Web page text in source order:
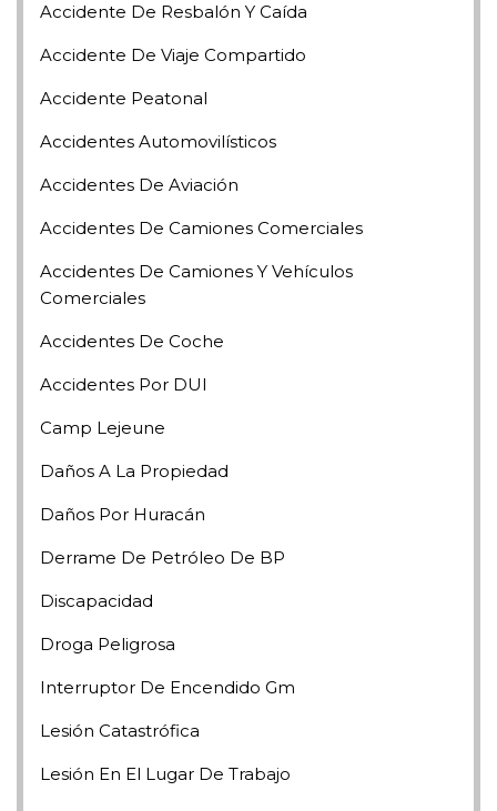
Accidente De Resbalón Y Caída
Accidente De Viaje Compartido
Accidente Peatonal
Accidentes Automovilísticos
Accidentes De Aviación
Accidentes De Camiones Comerciales
Accidentes De Camiones Y Vehículos
Comerciales
Accidentes De Coche
Accidentes Por DUI
Camp Lejeune
Daños A La Propiedad
Daños Por Huracán
Derrame De Petróleo De BP
Discapacidad
Droga Peligrosa
Interruptor De Encendido Gm
Lesión Catastrófica
Lesión En El Lugar De Trabajo